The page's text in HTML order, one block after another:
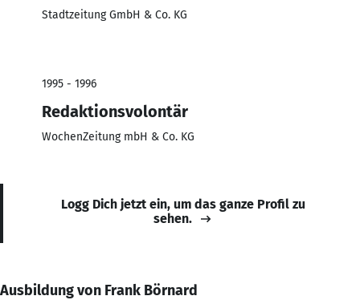
Stadtzeitung GmbH & Co. KG
1995 - 1996
Redaktionsvolontär
WochenZeitung mbH & Co. KG
Logg Dich jetzt ein, um das ganze Profil zu
sehen.
Ausbildung von Frank Börnard